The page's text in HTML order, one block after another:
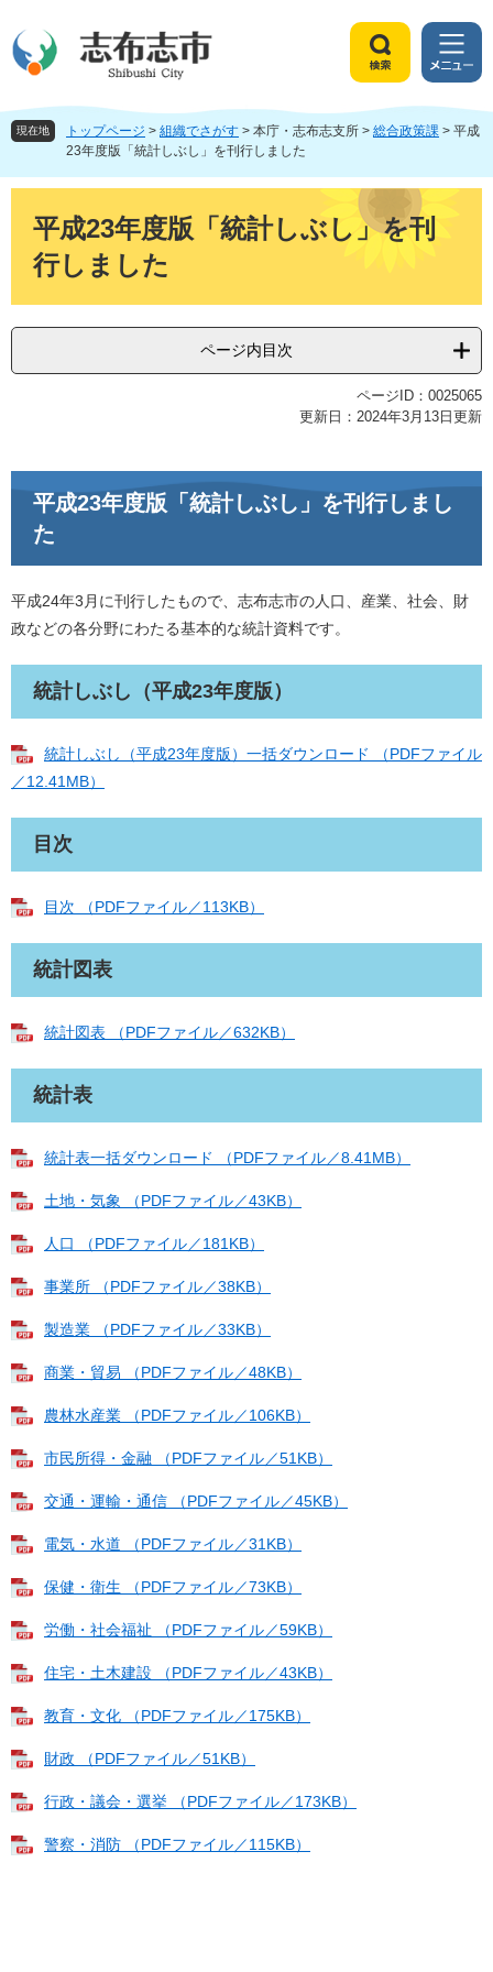
ジ
頭
ュ
飛
索
メ
ニ
ュ
ー
現在地 トップページ > 組織でさがす > 本庁・志布志支所 > 総合政策課 > 平成
23年度版「統計しぶし」を刊行しました
平成23年度版「統計しぶし」を刊
行しました
ページ内目次
ページID：0025065
更新日：2024年3月13日更新
平成23年度版「統計しぶし」を刊行しまし
た
平成24年3月に刊行したもので、志布志市の人口、産業、社会、財
政などの各分野にわたる基本的な統計資料です。
統計しぶし（平成23年度版）
統計しぶし（平成23年度版）一括ダウンロード （PDFファイル
／12.41MB）
目次
目次 （PDFファイル／113KB）
統計図表
統計図表 （PDFファイル／632KB）
統計表
統計表一括ダウンロード （PDFファイル／8.41MB）
土地・気象 （PDFファイル／43KB）
人口 （PDFファイル／181KB）
事業所 （PDFファイル／38KB）
製造業 （PDFファイル／33KB）
商業・貿易 （PDFファイル／48KB）
農林水産業 （PDFファイル／106KB）
市民所得・金融 （PDFファイル／51KB）
交通・運輸・通信 （PDFファイル／45KB）
電気・水道 （PDFファイル／31KB）
保健・衛生 （PDFファイル／73KB）
労働・社会福祉 （PDFファイル／59KB）
住宅・土木建設 （PDFファイル／43KB）
教育・文化 （PDFファイル／175KB）
財政 （PDFファイル／51KB）
行政・議会・選挙 （PDFファイル／173KB）
警察・消防 （PDFファイル／115KB）